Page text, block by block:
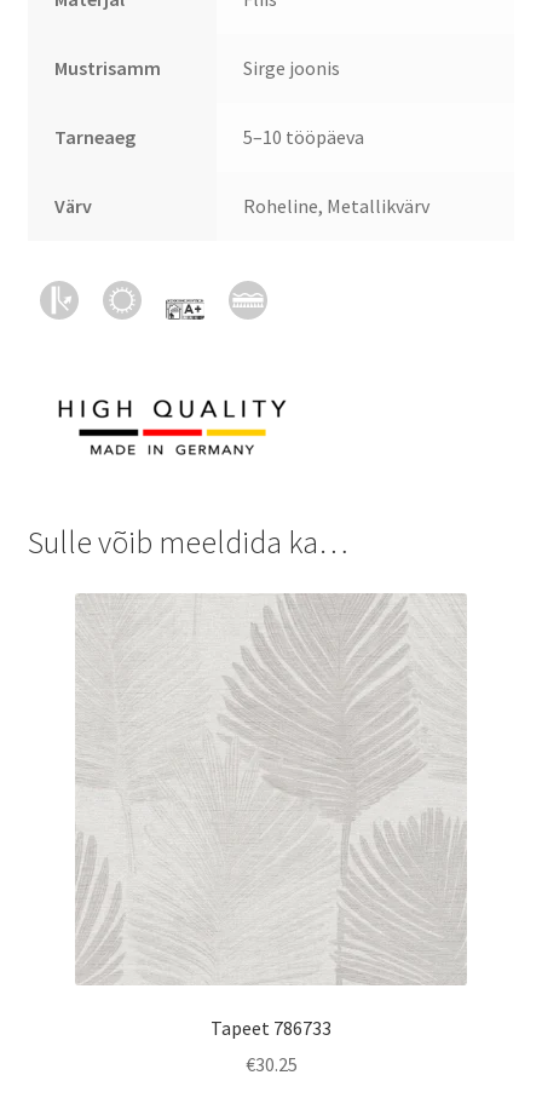
Mustrisamm Sirge joonis
Tarneaeg 5–10 tööpäeva
Värv Roheline, Metallikvärv
Sulle võib meeldida ka…
Tapeet 786733
€30.25